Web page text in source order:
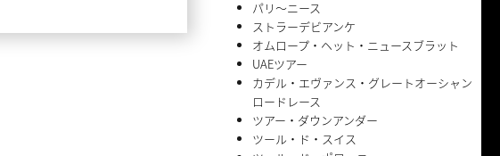
パリ〜ニース
ストラーデビアンケ
オムロープ・ヘット・ニュースブラット
UAEツアー
カデル・エヴァンス・グレートオーシャン
ロードレース
ツアー・ダウンアンダー
ツール・ド・スイス